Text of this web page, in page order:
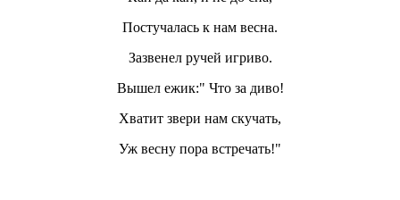
Постучалась к нам весна.
Зазвенел ручей игриво.
Вышел ежик:" Что за диво!
Хватит звери нам скучать,
Уж весну пора встречать!"